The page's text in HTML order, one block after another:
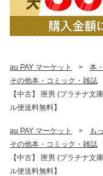
au PAY マーケット > 本
その他本・コミック・雑誌
【中古】 匣男 (プラチナ文
ル便送料無料】
au PAY マーケット > も
その他本・コミック・雑誌
【中古】 匣男 (プラチナ文
ル便送料無料】